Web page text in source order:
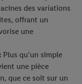
des variations
offrant un
une
Plus qu’un simple
une pièce
que ce soit sur un